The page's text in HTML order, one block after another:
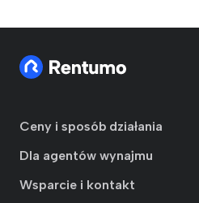
Ceny i sposób działania
Dla agentów wynajmu
Wsparcie i kontakt